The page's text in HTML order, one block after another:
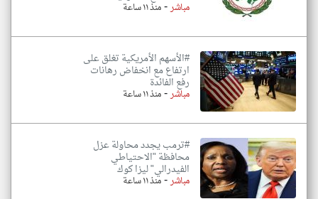
مباشر-منذ ١١ ساعة
#الأسهم الأمريكية تغلق على
ارتفاع مع انخفاض رهانات
رفع الفائدة
مباشر-منذ ١١ ساعة
#ترمب يجدد محاولة عزل
محافظة "الاحتياطي
الفيدرالي" ليزا كوك
مباشر-منذ ١١ ساعة